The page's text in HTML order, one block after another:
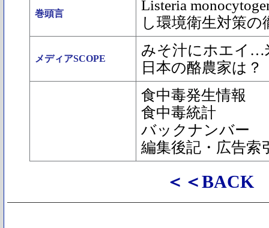
巻頭言
Listeria
し環境衛生対策の
メディアSCOPE
みそ汁にホエイ…
日本の酪農家は？
食中毒発生情報
食中毒統計
バックナンバー
編集後記・広告索
＜＜BACK